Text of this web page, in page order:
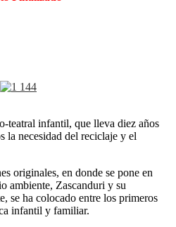
teatral infantil, que lleva diez años
la necesidad del reciclaje y el
originales, en donde se pone en
ambiente, Zascanduri y su
se ha colocado entre los primeros
infantil y familiar.